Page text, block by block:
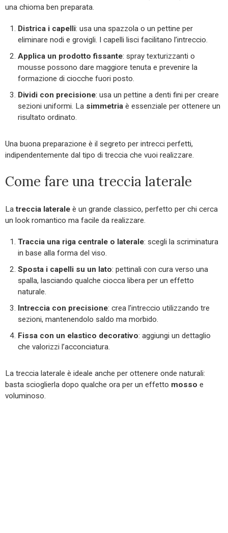
una chioma ben preparata.
Districa i capelli: usa una spazzola o un pettine per
eliminare nodi e grovigli. I capelli lisci facilitano l’intreccio.
Applica un prodotto fissante: spray texturizzanti o
mousse possono dare maggiore tenuta e prevenire la
formazione di ciocche fuori posto.
Dividi con precisione: usa un pettine a denti fini per creare
sezioni uniformi. La simmetria è essenziale per ottenere un
risultato ordinato.
Una buona preparazione è il segreto per intrecci perfetti,
indipendentemente dal tipo di treccia che vuoi realizzare.
Come fare una treccia laterale
Latreccia laterale è un grande classico, perfetto per chi cerca
un look romantico ma facile da realizzare.
Traccia una riga centrale o laterale: scegli la scriminatura
in base alla forma del viso.
Sposta i capelli su un lato: pettinali con cura verso una
spalla, lasciando qualche ciocca libera per un effetto
naturale.
Intreccia con precisione: crea l’intreccio utilizzando tre
sezioni, mantenendolo saldo ma morbido.
Fissa con un elastico decorativo: aggiungi un dettaglio
che valorizzi l’acconciatura.
La treccia laterale è ideale anche per ottenere onde naturali:
basta scioglierla dopo qualche ora per un effetto mosso e
voluminoso.